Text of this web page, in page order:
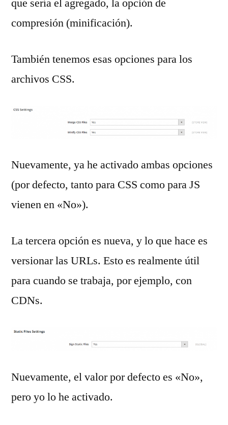
compresión (minificación).
También tenemos esas opciones para los
archivos CSS.
Nuevamente, ya he activado ambas opciones
(por defecto, tanto para CSS como para JS
vienen en «No»).
La tercera opción es nueva, y lo que hace es
versionar las URLs. Esto es realmente útil
para cuando se trabaja, por ejemplo, con
CDNs.
Nuevamente, el valor por defecto es «No»,
pero yo lo he activado.